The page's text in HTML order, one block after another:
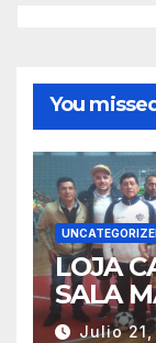
You missed
LOJA
SALA
Julio